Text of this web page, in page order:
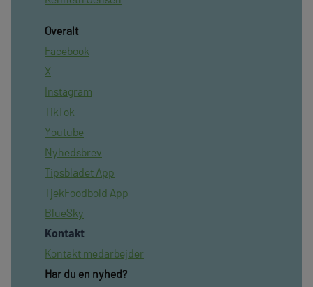
Overalt
Facebook
X
Instagram
TikTok
Youtube
Nyhedsbrev
Tipsbladet App
TjekFoodbold App
BlueSky
Kontakt
Kontakt medarbejder
Har du en nyhed?